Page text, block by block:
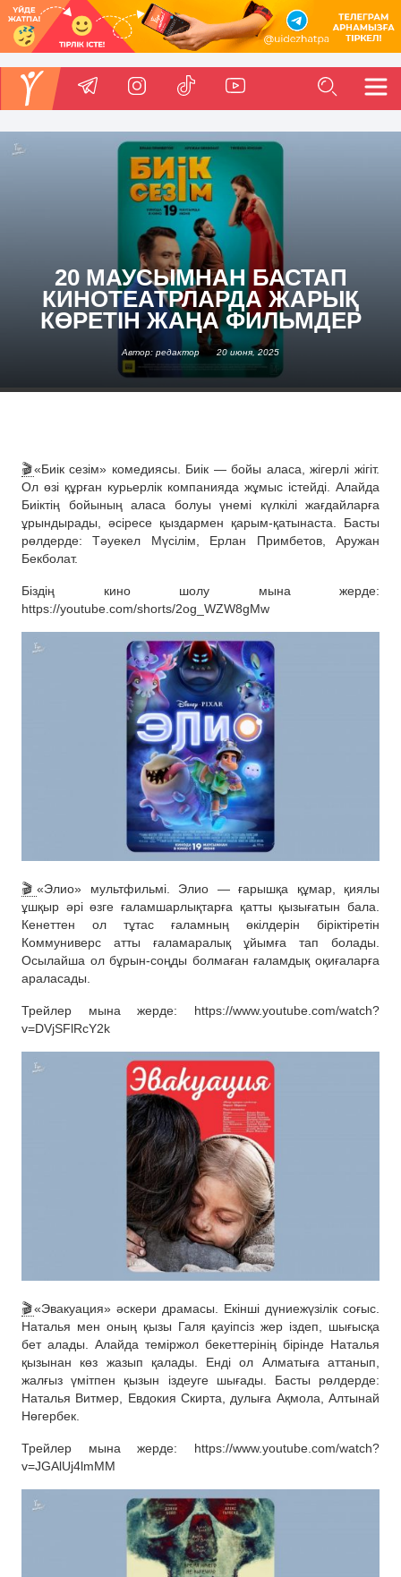
20 МАУСЫМНАН БАСТАП
КИНОТЕАТРЛАРДА ЖАРЫҚ
КӨРЕТІН ЖАҢА ФИЛЬМДЕР
Автор: редактор 20 июня, 2025
🎬«Биік сезім» комедиясы. Биік — бойы аласа, жігерлі жігіт.
Ол өзі құрған курьерлік компанияда жұмыс істейді. Алайда
Биіктің бойының аласа болуы үнемі күлкілі жағдайларға
ұрындырады, әсіресе қыздармен қарым-қатынаста. Басты
рөлдерде: Тәуекел Мүсілім, Ерлан Примбетов, Аружан
Бекболат.
Біздің кино шолу мына жерде:
https://youtube.com/shorts/2og_WZW8gMw
🎬«Элио» мультфильмі. Элио — ғарышқа құмар, қиялы
ұшқыр әрі өзге ғаламшарлықтарға қатты қызығатын бала.
Кенеттен ол тұтас ғаламның өкілдерін біріктіретін
Коммуниверс атты ғаламаралық ұйымға тап болады.
Осылайша ол бұрын-соңды болмаған ғаламдық оқиғаларға
араласады.
Трейлер мына жерде: https://www.youtube.com/watch?
v=DVjSFlRcY2k
🎬«Эвакуация» әскери драмасы. Екінші дүниежүзілік соғыс.
Наталья мен оның қызы Галя қауіпсіз жер іздеп, шығысқа
бет алады. Алайда теміржол бекеттерінің бірінде Наталья
қызынан көз жазып қалады. Енді ол Алматыға аттанып,
жалғыз үмітпен қызын іздеуге шығады. Басты рөлдерде:
Наталья Витмер, Евдокия Скирта, дулыға Ақмола, Алтынай
Нөгербек.
Трейлер мына жерде: https://www.youtube.com/watch?
v=JGAlUj4lmMM